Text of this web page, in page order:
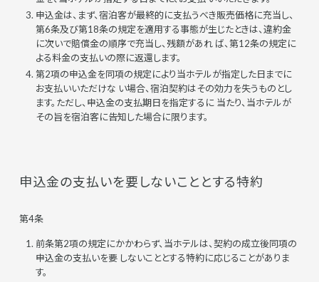
申込金は、まず、宿泊客が最終的に支払うべき販売価格に充当し、
第6条及び第18条の規定を適用する事態が生じたときは、違約金
に次いで賠償金の順序で充当し、残額があれ ば、第12条の規定に
よる料金の支払いの際に返還します。
第2項の申込金を同項の規定により当ホテルが指定した日までに
お支払いいただけな い場合、宿泊契約はその効力を失うものとし
ます。ただし、申込金の支払期日を指定するに 当たり、当ホテルが
その旨を宿泊客に告知した場合に限ります。
申込金の支払いを要しないこととする特約
第4条
前条第2項の規定にかかわらず、当ホテルは、契約の成立後同項の
申込金の支払いを要 しないこととする特約に応じることがありま
す。